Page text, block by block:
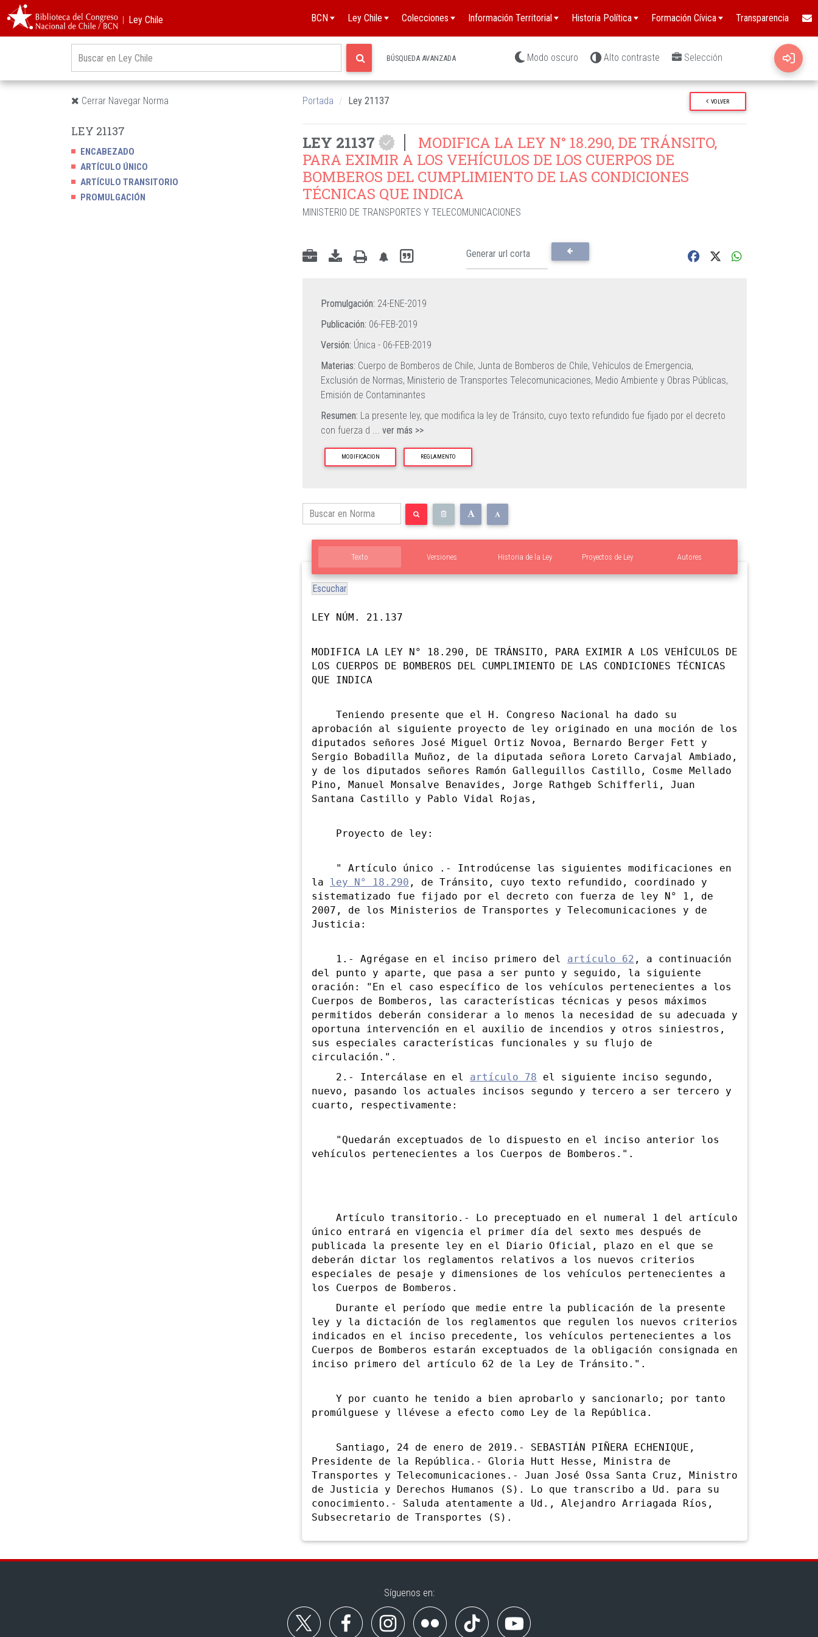
︱Ley Chile BCN Ley Chile Colecciones Información Territorial Historia Política Formación Cívica Transparencia
BÚSQUEDA AVANZADA Modo oscuro Alto contraste Selección
Cerrar Navegar Norma Portada Ley 21137 VOLVER
LEY 21137
ENCABEZADO
ARTÍCULO ÚNICO
ARTÍCULO TRANSITORIO
PROMULGACIÓN
LEY 21137
MODIFICA LA LEY N° 18.290, DE TRÁNSITO,
PARA EXIMIR A LOS VEHÍCULOS DE LOS CUERPOS DE
BOMBEROS DEL CUMPLIMIENTO DE LAS CONDICIONES
TÉCNICAS QUE INDICA
MINISTERIO DE TRANSPORTES Y TELECOMUNICACIONES
Promulgación: 24-ENE-2019
Publicación: 06-FEB-2019
Versión: Única - 06-FEB-2019
Materias: Cuerpo de Bomberos de Chile, Junta de Bomberos de Chile, Vehículos de Emergencia,
Exclusión de Normas, Ministerio de Transportes Telecomunicaciones, Medio Ambiente y Obras Públicas,
Emisión de Contaminantes
Resumen: La presente ley, que modifica la ley de Tránsito, cuyo texto refundido fue fijado por el decreto
con fuerza d
ver más >>
MODIFICACION REGLAMENTO
Texto Versiones Proyectos de Ley Autores
Historia de la Ley
Escuchar
LEY NÚM. 21.137
MODIFICA LA LEY N° 18.290, DE TRÁNSITO, PARA EXIMIR A LOS VEHÍCULOS DE
LOS CUERPOS DE BOMBEROS DEL CUMPLIMIENTO DE LAS CONDICIONES TÉCNICAS
QUE INDICA
Teniendo presente que el H. Congreso Nacional ha dado su
aprobación al siguiente proyecto de ley originado en una moción de los
diputados señores José Miguel Ortiz Novoa, Bernardo Berger Fett y
Sergio Bobadilla Muñoz, de la diputada señora Loreto Carvajal Ambiado,
y de los diputados señores Ramón Galleguillos Castillo, Cosme Mellado
Pino, Manuel Monsalve Benavides, Jorge Rathgeb Schifferli, Juan
Santana Castillo y Pablo Vidal Rojas,
Proyecto de ley:
" Artículo único .- Introdúcense las siguientes modificaciones en
la
ley N° 18.290 , de Tránsito, cuyo texto refundido, coordinado y
sistematizado fue fijado por el decreto con fuerza de ley N° 1, de
2007, de los Ministerios de Transportes y Telecomunicaciones y de
Justicia:
1.- Agrégase en el inciso primero del artículo 62 , a continuación
del punto y aparte, que pasa a ser punto y seguido, la siguiente
oración: "En el caso específico de los vehículos pertenecientes a los
Cuerpos de Bomberos, las características técnicas y pesos máximos
permitidos deberán considerar a lo menos la necesidad de su adecuada y
oportuna intervención en el auxilio de incendios y otros siniestros,
sus especiales características funcionales y su flujo de
circulación.".
2.- Intercálase en el artículo 78 el siguiente inciso segundo,
nuevo, pasando los actuales incisos segundo y tercero a ser tercero y
cuarto, respectivamente:
"Quedarán exceptuados de lo dispuesto en el inciso anterior los
vehículos pertenecientes a los Cuerpos de Bomberos.".
Artículo transitorio.- Lo preceptuado en el numeral 1 del artículo
único entrará en vigencia el primer día del sexto mes después de
publicada la presente ley en el Diario Oficial, plazo en el que se
deberán dictar los reglamentos relativos a los nuevos criterios
especiales de pesaje y dimensiones de los vehículos pertenecientes a
los Cuerpos de Bomberos.
Durante el período que medie entre la publicación de la presente
ley y la dictación de los reglamentos que regulen los nuevos criterios
indicados en el inciso precedente, los vehículos pertenecientes a los
Cuerpos de Bomberos estarán exceptuados de la obligación consignada en
inciso primero del artículo 62 de la Ley de Tránsito.".
Y por cuanto he tenido a bien aprobarlo y sancionarlo; por tanto
promúlguese y llévese a efecto como Ley de la República.
Santiago, 24 de enero de 2019.- SEBASTIÁN PIÑERA ECHENIQUE,
Presidente de la República.- Gloria Hutt Hesse, Ministra de
Transportes y Telecomunicaciones.- Juan José Ossa Santa Cruz, Ministro
de Justicia y Derechos Humanos (S). Lo que transcribo a Ud. para su
conocimiento.- Saluda atentamente a Ud., Alejandro Arriagada Ríos,
Subsecretario de Transportes (S).
Síguenos en: